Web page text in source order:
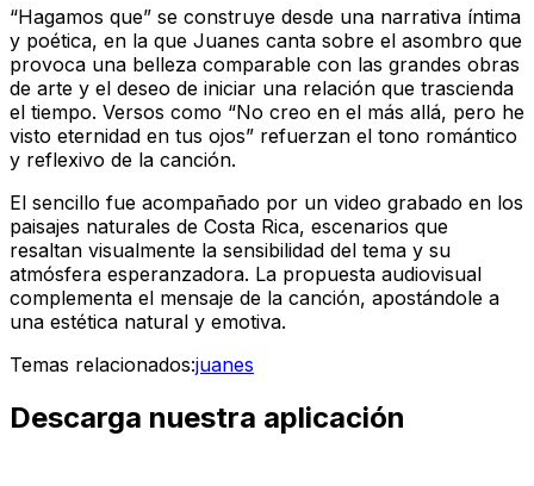
“Hagamos que” se construye desde una narrativa íntima
y poética, en la que Juanes canta sobre el asombro que
provoca una belleza comparable con las grandes obras
de arte y el deseo de iniciar una relación que trascienda
el tiempo. Versos como “No creo en el más allá, pero he
visto eternidad en tus ojos” refuerzan el tono romántico
y reflexivo de la canción.
El sencillo fue acompañado por un video grabado en los
paisajes naturales de Costa Rica, escenarios que
resaltan visualmente la sensibilidad del tema y su
atmósfera esperanzadora. La propuesta audiovisual
complementa el mensaje de la canción, apostándole a
una estética natural y emotiva.
Temas relacionados:juanes
Descarga nuestra aplicación